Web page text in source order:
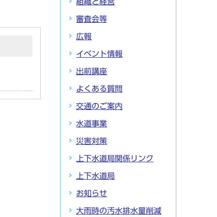
審査会等
広報
イベント情報
出前講座
よくある質問
交通のご案内
水道事業
災害対策
上下水道局関係リンク
上下水道局
お知らせ
大雨時の汚水排水量削減